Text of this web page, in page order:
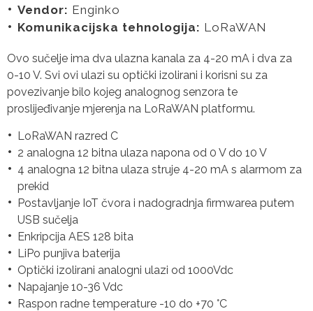
Vendor: Enginko
Komunikacijska tehnologija: LoRaWAN
Ovo sučelje ima dva ulazna kanala za 4-20 mA i dva za
0-10 V. Svi ovi ulazi su optički izolirani i korisni su za
povezivanje bilo kojeg analognog senzora te
proslijeđivanje mjerenja na LoRaWAN platformu.
LoRaWAN razred C
2 analogna 12 bitna ulaza napona od 0 V do 10 V
4 analogna 12 bitna ulaza struje 4-20 mA s alarmom za
prekid
Postavljanje IoT čvora i nadogradnja firmwarea putem
USB sučelja
Enkripcija AES 128 bita
LiPo punjiva baterija
Optički izolirani analogni ulazi od 1000Vdc
Napajanje 10-36 Vdc
Raspon radne temperature -10 do +70 °C